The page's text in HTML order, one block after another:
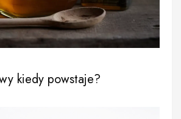
kiedy powstaje?